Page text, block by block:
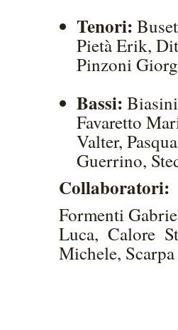
Tenori:
Pietà Erik,
Pinzoni
Bassi:
Favaretto
Valter,
Guerrino,
Collaboratori:
Formenti
Luca, Calore
Michele,